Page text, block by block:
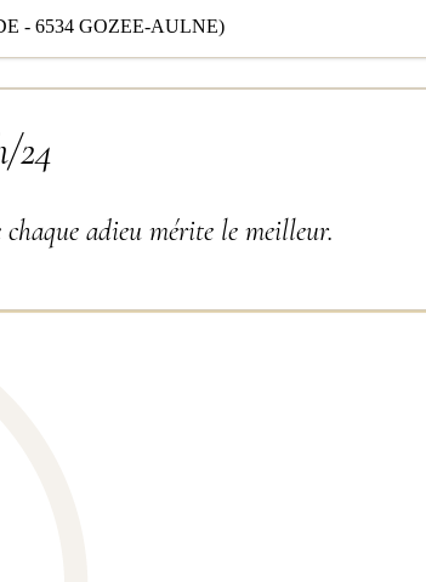
- 6534 GOZEE-AULNE)
24
adieu mérite le meilleur.